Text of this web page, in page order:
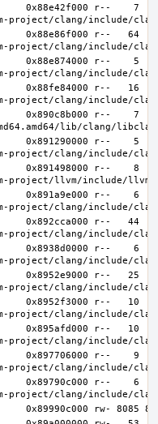
0x88e42f000 r--    7
0x88e86f000 r--   64
0x88e874000 r--    5
0x88fe84000 r--   16
0x890c8b000 r--    7
0x891290000 r--    5
0x891498000 r--    8
0x891a9e000 r--    6
0x892cca000 r--   44
0x8938d0000 r--    6
0x8952e9000 r--   25
0x8952f3000 r--   10
0x895afd000 r--   10
0x897706000 r--    9
0x89790c000 r--    6